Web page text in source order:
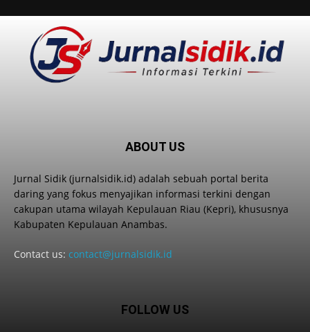
ABOUT US
Jurnal Sidik (jurnalsidik.id) adalah sebuah portal berita
daring yang fokus menyajikan informasi terkini dengan
cakupan utama wilayah Kepulauan Riau (Kepri), khususnya
Kabupaten Kepulauan Anambas.
Contact us: contact@jurnalsidik.id
FOLLOW US